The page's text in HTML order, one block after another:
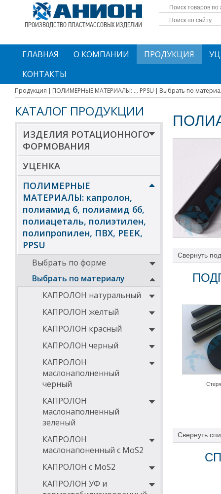
ПРОИЗВОДСТВО ПЛАСТМАССОВЫХ ИЗДЕЛИЙ
ГЛАВНАЯ О КОМПАНИИ ПРОДУКЦИЯ
КОНТАКТЫ
Продукция ПОЛИМЕРНЫЕ МАТЕРИАЛЫ: ... PPSU Выбрать по
КАТАЛОГ ПРОДУКЦИИ
ИЗДЕЛИЯ РОТАЦИОННОГО
ФОРМОВАНИЯ
УЦЕНКА
ПОЛИМЕРНЫЕ
МАТЕРИАЛЫ: капролон,
полиамид 6, полиамид 66,
полиацеталь, полиэтилен,
полипропилен, ПВХ, PEEK,
PPSU
Выбрать по форме
Выбрать по материалу
КАПРОЛОН натуральный
КАПРОЛОН желтый
КАПРОЛОН красный
КАПРОЛОН черный
КАПРОЛОН
маслонаполненный
черный
КАПРОЛОН
маслонаполненный
зеленый
КАПРОЛОН
маслонапоненный с MoS2
КАПРОЛОН с MoS2
КАПРОЛОН УФ и
производства
невозможно
Полиамид 6
полиамид 6
Области
Детали,
из металла,
вес,
нефтедобыча,
РА 6
высокая
Свернуть
Свернуть